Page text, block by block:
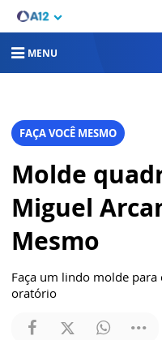
MENU
FAÇA VOCÊ MESMO
Molde
Miguel
Mesmo
Faça um lindo molde para
oratório